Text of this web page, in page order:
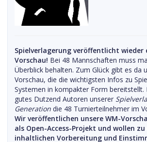
Spielverlagerung veröffentlicht wieder
Vorschau! Bei 48 Mannschaften muss
Überblick behalten. Zum Glück gibt es da
Vorschau, die die wichtigsten Infos zu
Systemen in kompakter Form bereitstellt.
gutes Dutzend Autoren unserer
Generation die 48 Turnierteilnehmer im
Wir veröffentlichen unsere WM-
als Open-Access-Projekt und wollen
inhaltlichen Vorbereitung und